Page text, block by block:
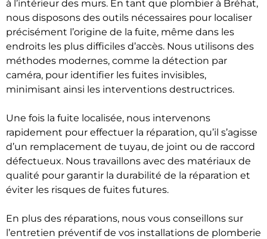
à l’intérieur des murs. En tant que plombier à Bréhat,
nous disposons des outils nécessaires pour localiser
précisément l’origine de la fuite, même dans les
endroits les plus difficiles d’accès. Nous utilisons des
méthodes modernes, comme la détection par
caméra, pour identifier les fuites invisibles,
minimisant ainsi les interventions destructrices.
Une fois la fuite localisée, nous intervenons
rapidement pour effectuer la réparation, qu’il s’agisse
d’un remplacement de tuyau, de joint ou de raccord
défectueux. Nous travaillons avec des matériaux de
qualité pour garantir la durabilité de la réparation et
éviter les risques de fuites futures.
En plus des réparations, nous vous conseillons sur
l’entretien préventif de vos installations de plomberie